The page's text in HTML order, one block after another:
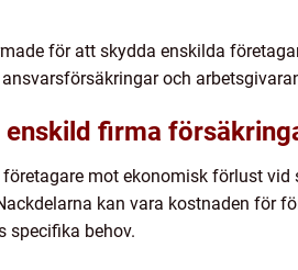
för att skydda enskilda
och
firma
mot ekonomisk förlust vid
kan vara kostnaden för
specifika behov.